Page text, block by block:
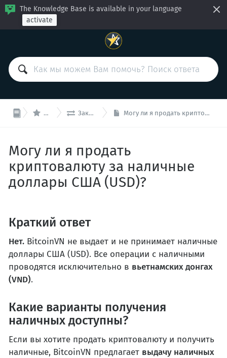
The Knowledge Base is available in your language
activate
 BitcoinVN
 Заказы и платежи Могу ли я продать криптовалюту за наличные доллары США (USD)?
Могу ли я продать
криптовалюту за наличные
доллары США (USD)?
Краткий ответ
Нет. BitcoinVN не выдает и не принимает наличные
доллары США (USD). Все операции с наличными
проводятся исключительно в вьетнамских донгах
(VND).
Какие варианты получения
наличных доступны?
Если вы хотите продать криптовалюту и получить
наличные, BitcoinVN предлагает выдачу наличных